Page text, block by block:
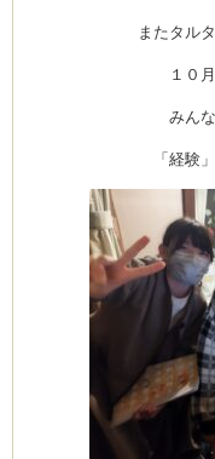
またタル
１０
みん
「経験